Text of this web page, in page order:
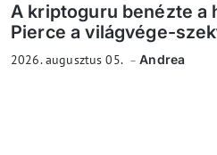
A kriptoguru benézte a
Pierce a világvége-
2026. augusztus 05. Andrea